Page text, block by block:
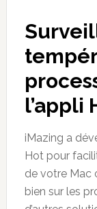
l’appli
iMazing a
Hot pour
de votre Mac
bien sur les